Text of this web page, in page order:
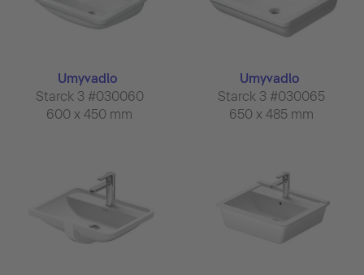
Umyvadlo
Starck 3 #030060
600 x 450 mm
Umyvadlo
Starck 3 #030065
650 x 485 mm